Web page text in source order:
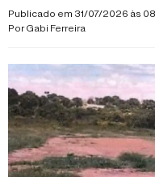
inventário da família;
Publicado em 31/07/2026 às
PorGabi Ferreira